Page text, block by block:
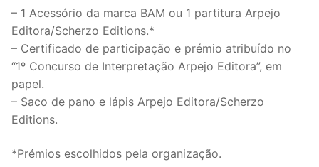
– 1 Acessório da marca BAM ou 1 partitura Arpejo
Editora/Scherzo Editions.*
– Certificado de participação e prémio atribuído no
“1º Concurso de Interpretação Arpejo Editora”, em
papel.
– Saco de pano e lápis Arpejo Editora/Scherzo
Editions.
*Prémios escolhidos pela organização.